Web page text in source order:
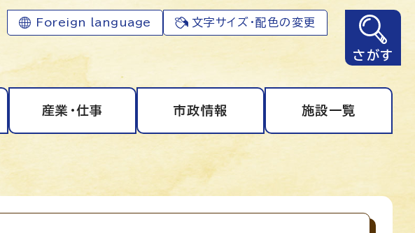
Foreign language 文字サイズ・配色の変更
さがす
産業・仕事 市政情報 施設一覧